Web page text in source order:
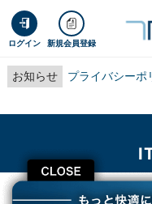
ログイン 新規会員登録
お知らせ プライバシーポ